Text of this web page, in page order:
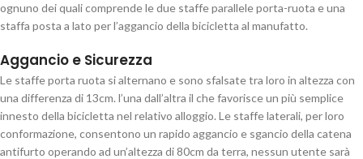
ognuno dei quali comprende le due staffe parallele porta-ruota e una
staffa posta a lato per l’aggancio della bicicletta al manufatto.
Aggancio e Sicurezza
Le staffe porta ruota si alternano e sono sfalsate tra loro in altezza con
una differenza di 13cm. l’una dall’altra il che favorisce un più semplice
innesto della bicicletta nel relativo alloggio. Le staffe laterali, per loro
conformazione, consentono un rapido aggancio e sgancio della catena
antifurto operando ad un’altezza di 80cm da terra, nessun utente sarà